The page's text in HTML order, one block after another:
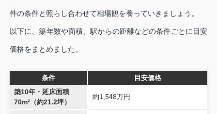
件の条件と照らし合わせて相場観を養っていきましょう。
以下に、築年数や面積、駅からの距離などの条件ごとに目安
価格をまとめました。
条件
目安価格
築10年・延床面積
70m²（約21.2坪）
約1,548万円